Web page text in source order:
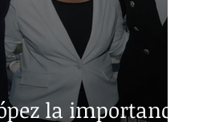
la importancia